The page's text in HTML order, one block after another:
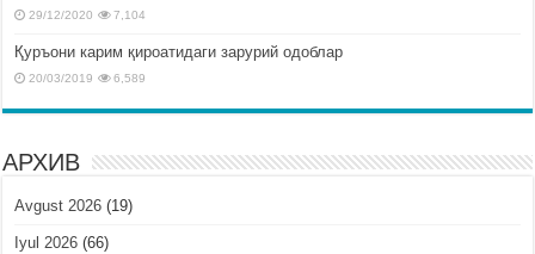
29/12/2020 7,104
Қуръони карим қироатидаги зарурий одоблар
20/03/2019 6,589
АРХИВ
Avgust 2026 (19)
Iyul 2026 (66)